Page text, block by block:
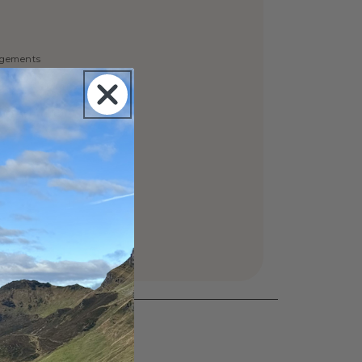
un vélo, surf...
et extérieur